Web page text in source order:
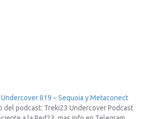
819 – Sequoia y Metaconect
del podcast: Treki23 Undercover Podcast